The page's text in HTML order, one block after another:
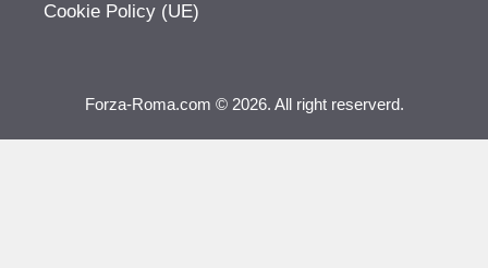
Cookie Policy (UE)
Forza-Roma.com © 2026. All right reserverd.